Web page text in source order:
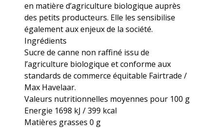
en matière d’agriculture biologique auprès
des petits producteurs. Elle les sensibilise
également aux enjeux de la société.
Ingrédients
Sucre de canne non raffiné issu de
l’agriculture biologique et conforme aux
standards de commerce équitable Fairtrade /
Max Havelaar.
Valeurs nutritionnelles moyennes pour 100 g
Energie 1698 kJ / 399 kcal
Matières grasses 0 g